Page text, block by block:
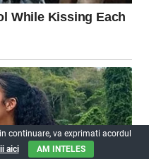
continuare, va exprimati acordul
aici AM INTELES